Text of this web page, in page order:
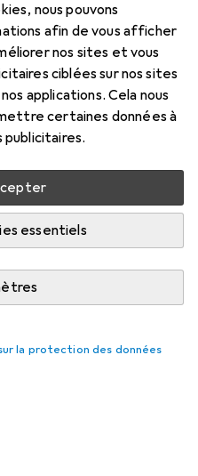
nous pouvons
afin de vous afficher
nos sites et vous
ciblées sur nos sites
applications. Cela nous
certaines données à
essentiels
la protection des données